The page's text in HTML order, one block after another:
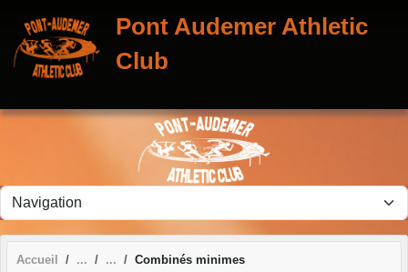
Pont Audemer Athletic
Club
Accueil Combinés minimes